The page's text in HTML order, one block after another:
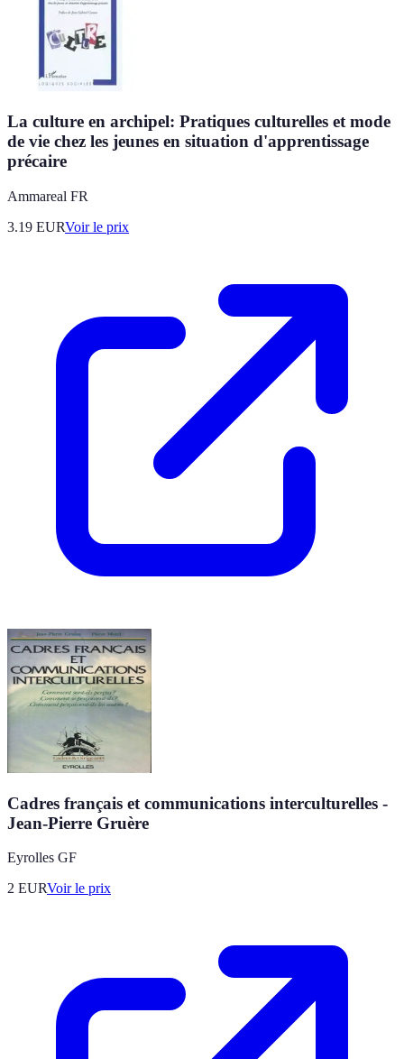
La culture en archipel: Pratiques culturelles et mode
de vie chez les jeunes en situation d'apprentissage
précaire
Ammareal FR
3.19 EURVoir le prix
Cadres français et communications interculturelles -
Jean-Pierre Gruère
Eyrolles GF
2 EURVoir le prix